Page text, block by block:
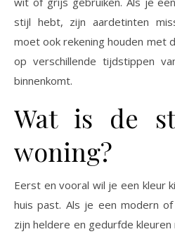
stijl hebt, zijn aardetinten
moet ook rekening houden met
op verschillende tijdstippen
binnenkomt.
Wat is de
woning?
Eerst en vooral wil je een kleur
huis past. Als je een modern
zijn heldere en gedurfde